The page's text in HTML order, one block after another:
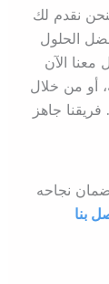
نقدم لك
الحلول
الآن
أو من خلال
فريقنا جاهز
نجاحه
بنا